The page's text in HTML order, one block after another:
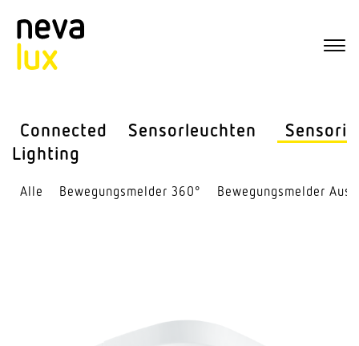
Connected
Lighting
Sensor­leuchten Sensorik
Alle Bewe­gungs­melder 360° Bewe­gungs­melder